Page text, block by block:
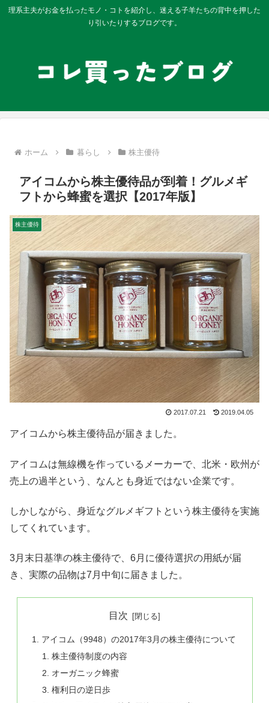
理系主夫がお金を払ったモノ・コトを紹介し、迷える子羊たちの背中を押した
り引いたりするブログです。
ホーム 暮らし 株主優待
アイコムから株主優待品が到着！グルメギ
フトから蜂蜜を選択【2017年版】
株主優待
2017.07.21 2019.04.05
アイコムから株主優待品が届きました。
アイコムは無線機を作っているメーカーで、北米・欧州が
売上の過半という、なんとも身近ではない企業です。
しかしながら、身近なグルメギフトという株主優待を実施
してくれています。
3月末日基準の株主優待で、6月に優待選択の用紙が届
き、実際の品物は7月中旬に届きました。
目次
アイコム（9948）の2017年3月の株主優待について
株主優待制度の内容
オーガニック蜂蜜
権利日の逆日歩